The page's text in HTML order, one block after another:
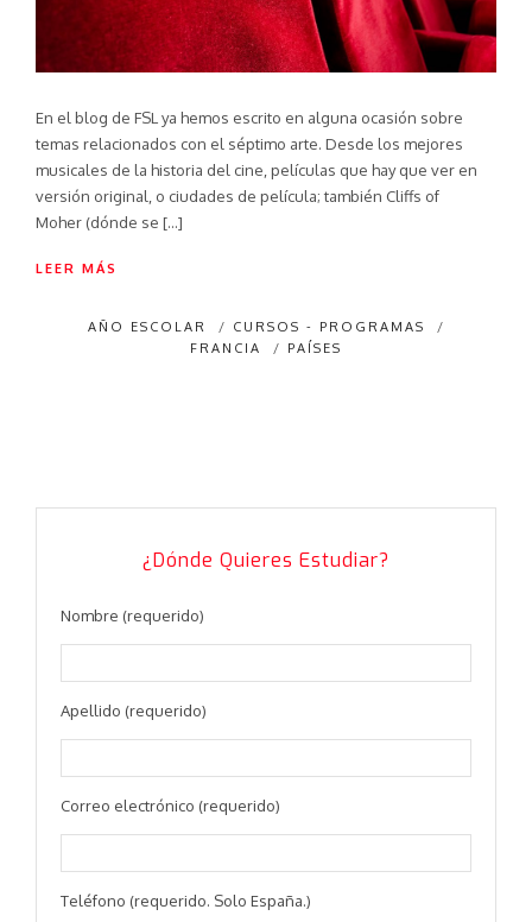
En el blog de FSL ya hemos escrito en alguna ocasión sobre
temas relacionados con el séptimo arte. Desde los mejores
musicales de la historia del cine, películas que hay que ver en
versión original, o ciudades de película; también Cliffs of
Moher (dónde se […]
LEER MÁS
AÑO ESCOLAR / CURSOS - PROGRAMAS
/
FRANCIA
/ PAÍSES
¿Dónde Quieres Estudiar?
Nombre (requerido)
Apellido (requerido)
Correo electrónico (requerido)
Teléfono (requerido. Solo España.)